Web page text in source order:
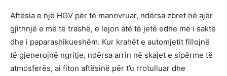
Aftësia e një HGV për të manovruar, ndërsa zbret në ajër
gjithnjë e më të trashë, e lejon atë të jetë edhe më i saktë
dhe i paparashikueshëm. Kur krahët e automjetit fillojnë
të gjenerojnë ngritje, ndërsa arrin në skajet e sipërme të
atmosferës, ai fiton aftësinë për t’u rrotulluar dhe